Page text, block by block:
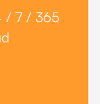
/ 7 / 365